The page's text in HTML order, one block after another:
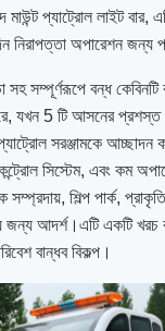
প্যাট্রোল লাইট বার,
নিরাপত্তা অপারেশন জন্য
সহ সম্পূর্ণরূপে বন্ধ
যখন 5 টি আসনের প্রশস্ত
সরঞ্জামকে আচ্ছাদন
সিস্টেম, এবং কম
সম্প্রদায়, শিল্প পার্ক,
জন্য আদর্শ।এটি একটি খরচ
বান্ধব বিকল্প।